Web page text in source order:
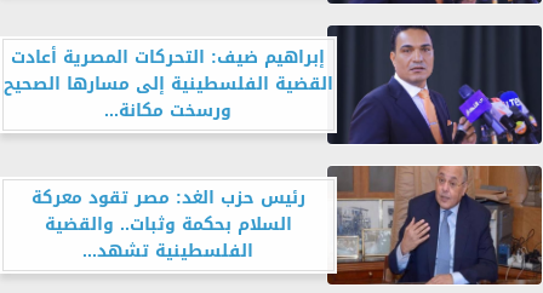
إبراهيم ضيف: التحركات المصرية أعادت
القضية الفلسطينية إلى مسارها الصحيح
ورسخت مكانة...
رئيس حزب الغد: مصر تقود معركة
السلام بحكمة وثبات.. والقضية
الفلسطينية تشهد...